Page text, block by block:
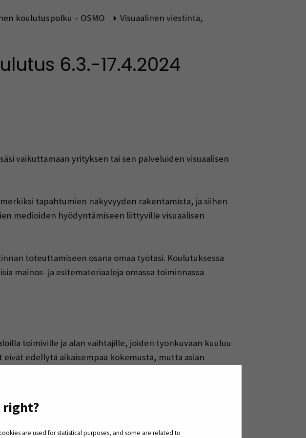
right?
are used for statistical purposes, and some are related to
koulutuspolku – OSMO
Visuaalinen viestintä,
6.3.-17.4.2024
vaikuttamaan yrityksen tai sen palveluiden visuaalisen
tapahtumien näkyvyyden rakentamista, ja siihen
medioiden hyödyntämiseen liittyville visuaalisen
toteuttamiseen osana omaa työtäsi. Koulutuksessa
mainos- ja esitemateriaaleja omassa toiminnassa
toimiville ja alan vaihtajille, joiden työnkuvaan kuuluu
edellytä aikaisempaa kokemusta, mutta asian
käytöstä. Lisäksi tarjotaan yksilöllistä ohjausta ja